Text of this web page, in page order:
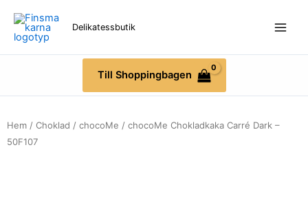
innehåll
Delikatessbutik
Till Shoppingbagen
Hem / Choklad / chocoMe / chocoMe Chokladkaka Carré Dark –
50F107